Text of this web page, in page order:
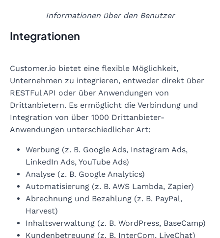
Informationen über den Benutzer
Integrationen
Customer.io bietet eine flexible Möglichkeit,
Unternehmen zu integrieren, entweder direkt über
RESTFul API oder über Anwendungen von
Drittanbietern. Es ermöglicht die Verbindung und
Integration von über 1000 Drittanbieter-
Anwendungen unterschiedlicher Art:
Werbung (z. B. Google Ads, Instagram Ads,
LinkedIn Ads, YouTube Ads)
Analyse (z. B. Google Analytics)
Automatisierung (z. B. AWS Lambda, Zapier)
Abrechnung und Bezahlung (z. B. PayPal,
Harvest)
Inhaltsverwaltung (z. B. WordPress, BaseCamp)
Kundenbetreuung (z. B. InterCom, LiveChat)